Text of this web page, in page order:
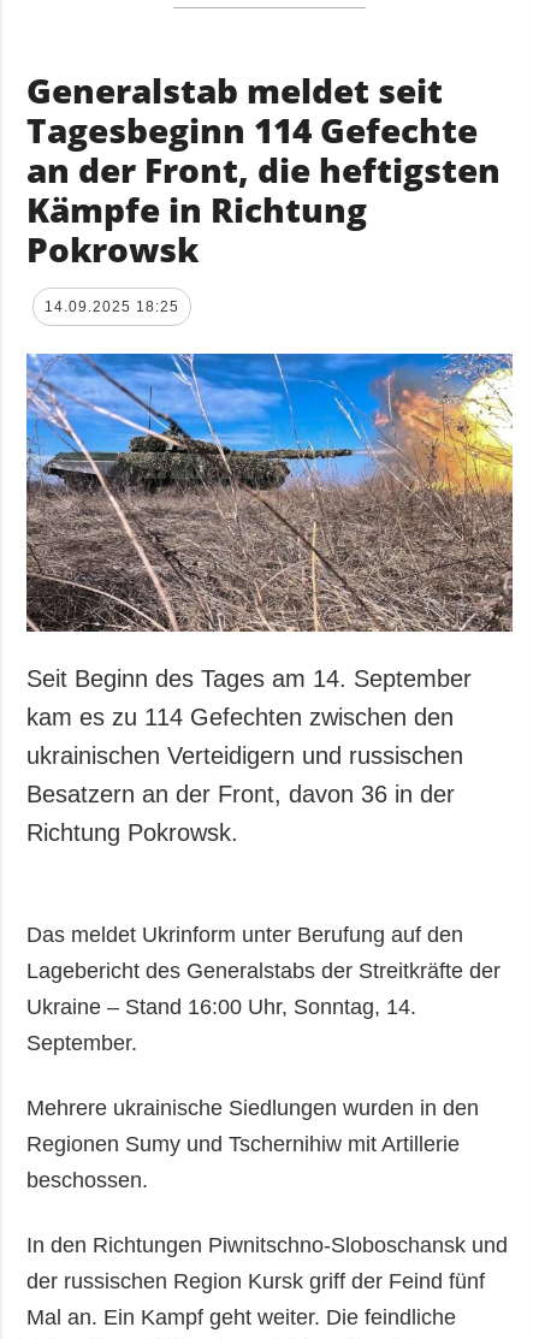
Generalstab meldet seit
Tagesbeginn 114 Gefechte
an der Front, die heftigsten
Kämpfe in Richtung
Pokrowsk
14.09.2025 18:25
Seit Beginn des Tages am 14. September
kam es zu 114 Gefechten zwischen den
ukrainischen Verteidigern und russischen
Besatzern an der Front, davon 36 in der
Richtung Pokrowsk.
Das meldet Ukrinform unter Berufung auf den
Lagebericht des Generalstabs der Streitkräfte der
Ukraine – Stand 16:00 Uhr, Sonntag, 14.
September.
Mehrere ukrainische Siedlungen wurden in den
Regionen Sumy und Tschernihiw mit Artillerie
beschossen.
In den Richtungen Piwnitschno-Sloboschansk und
der russischen Region Kursk griff der Feind fünf
Mal an. Ein Kampf geht weiter. Die feindliche